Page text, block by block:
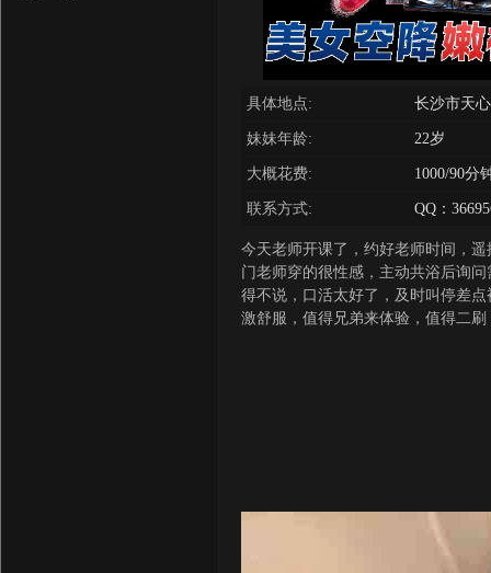
具体地点: 长沙市天
妹妹年龄: 22岁
大概花费: 1000/90分
联系方式: QQ：
今天老师开课了，约好老师时间，
门老师穿的很性感，主动共浴后询
得不说，口活太好了，及时叫停差
激舒服，值得兄弟来体验，值得二刷